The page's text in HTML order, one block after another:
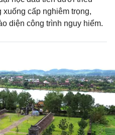
xuống cấp nghiêm trọng,
diện công trình nguy hiểm.